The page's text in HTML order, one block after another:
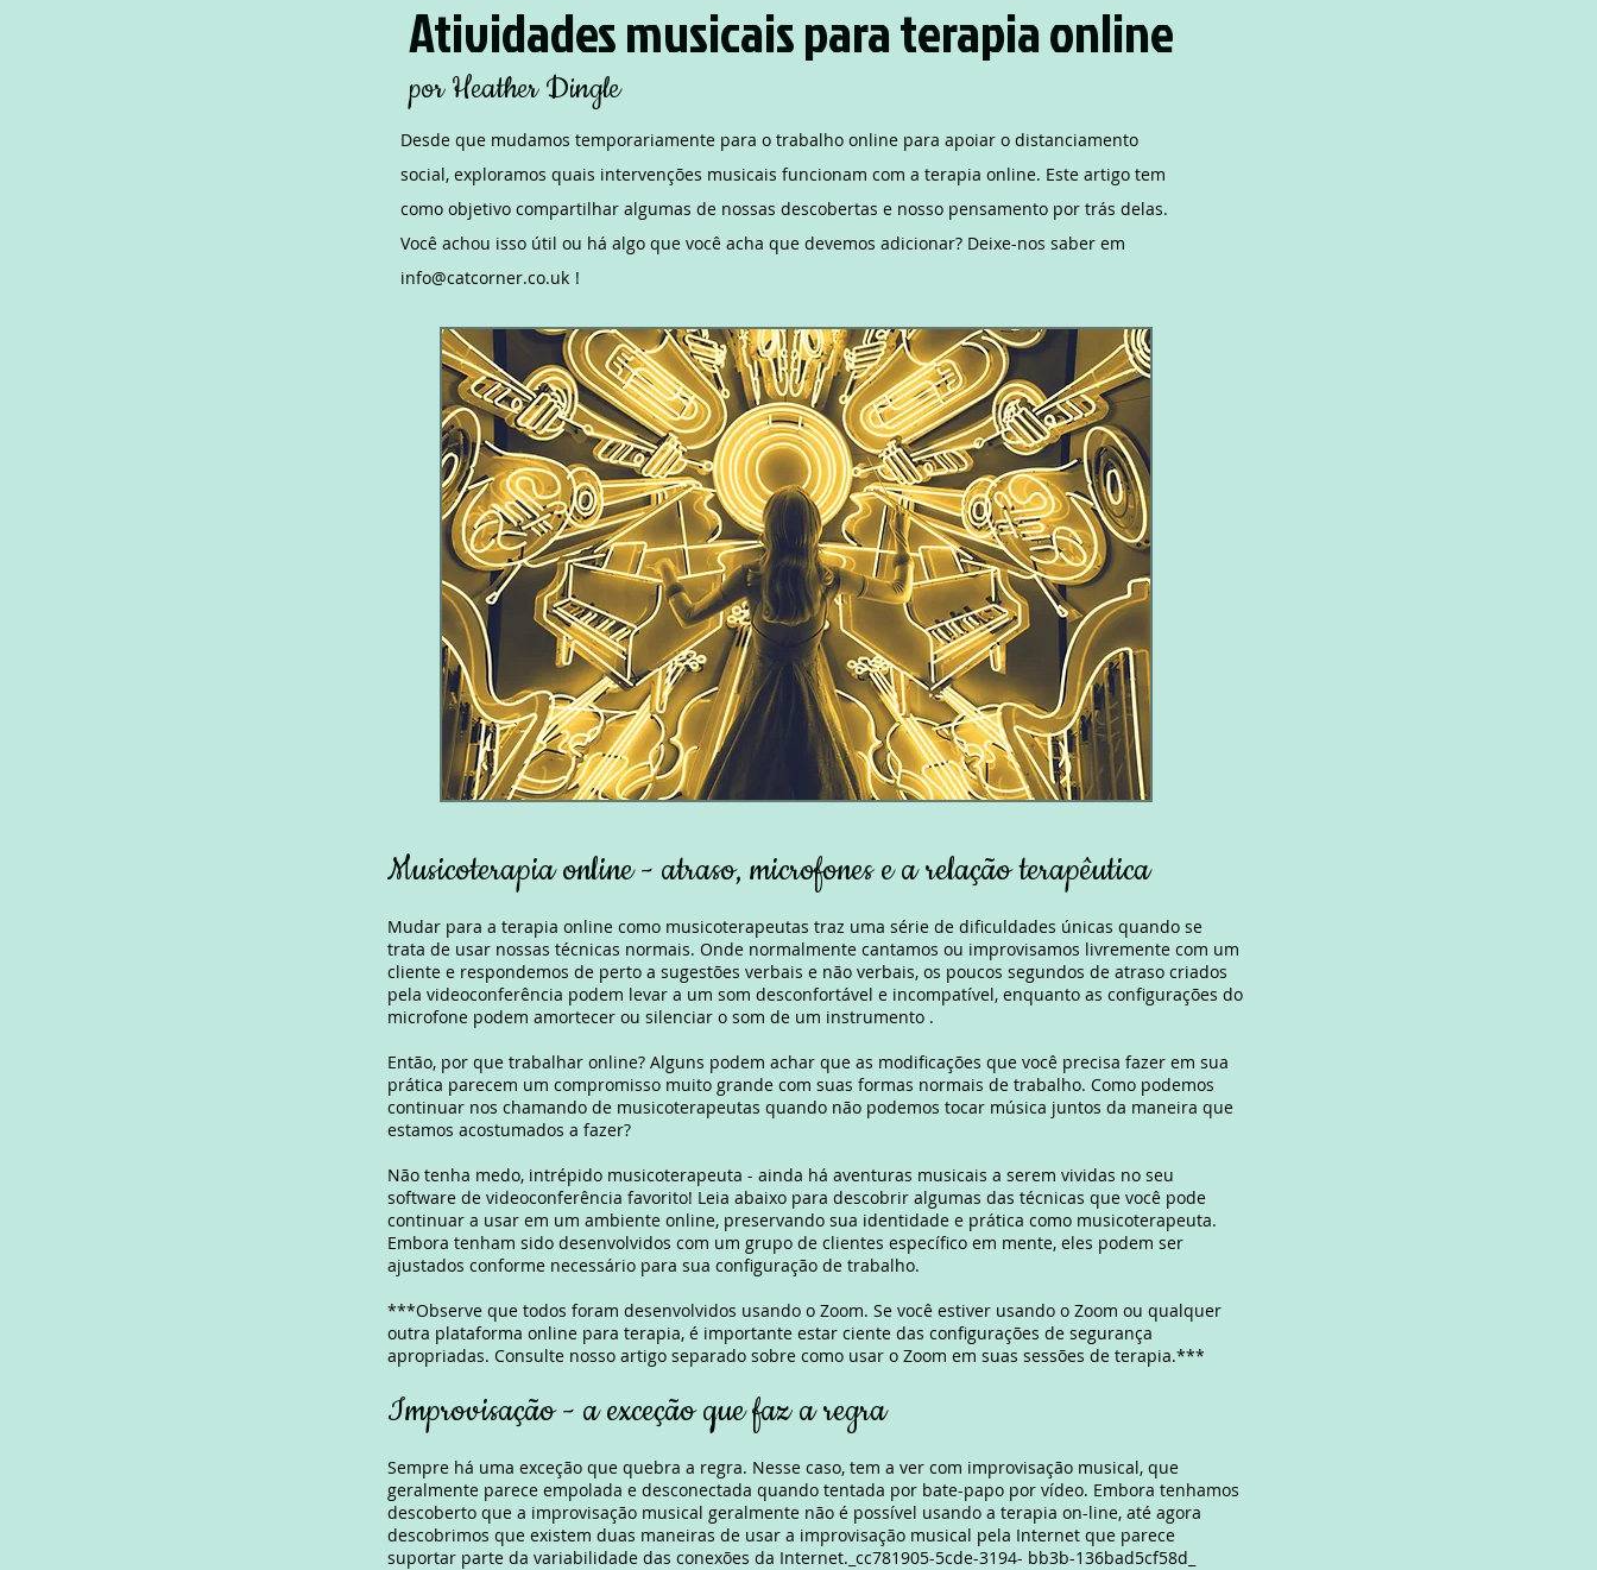
Atividades musicais para terapia online
por Heather Dingle
Desde que mudamos temporariamente para o trabalho online para apoiar o distanciamento
social, exploramos quais intervenções musicais funcionam com a terapia online. Este artigo tem
como objetivo compartilhar algumas de nossas descobertas e nosso pensamento por trás delas.
Você achou isso útil ou há algo que você acha que devemos adicionar? Deixe-nos saber em
info@catcorner.co.uk !
Musicoterapia online - atraso, microfones e a relação terapêutica
Mudar para a terapia online como musicoterapeutas traz uma série de dificuldades únicas quando se
trata de usar nossas técnicas normais. Onde normalmente cantamos ou improvisamos livremente com um
cliente e respondemos de perto a sugestões verbais e não verbais, os poucos segundos de atraso criados
pela videoconferência podem levar a um som desconfortável e incompatível, enquanto as configurações do
microfone podem amortecer ou silenciar o som de um instrumento .
Então, por que trabalhar online? Alguns podem achar que as modificações que você precisa fazer em sua
prática parecem um compromisso muito grande com suas formas normais de trabalho. Como podemos
continuar nos chamando de musicoterapeutas quando não podemos tocar música juntos da maneira que
estamos acostumados a fazer?
Não tenha medo, intrépido musicoterapeuta - ainda há aventuras musicais a serem vividas no seu
software de videoconferência favorito! Leia abaixo para descobrir algumas das técnicas que você pode
continuar a usar em um ambiente online, preservando sua identidade e prática como musicoterapeuta.
Embora tenham sido desenvolvidos com um grupo de clientes específico em mente, eles podem ser
ajustados conforme necessário para sua configuração de trabalho.
***Observe que todos foram desenvolvidos usando o Zoom. Se você estiver usando o Zoom ou qualquer
outra plataforma online para terapia, é importante estar ciente das configurações de segurança
apropriadas. Consulte nosso artigo separado sobre como usar o Zoom em suas sessões de terapia.***
Improvisação - a exceção que faz a regra
Sempre há uma exceção que quebra a regra. Nesse caso, tem a ver com improvisação musical, que
geralmente parece empolada e desconectada quando tentada por bate-papo por vídeo. Embora tenhamos
descoberto que a improvisação musical geralmente não é possível usando a terapia on-line, até agora
descobrimos que existem duas maneiras de usar a improvisação musical pela Internet que parece
suportar parte da variabilidade das conexões da Internet._cc781905-5cde-3194- bb3b-136bad5cf58d_